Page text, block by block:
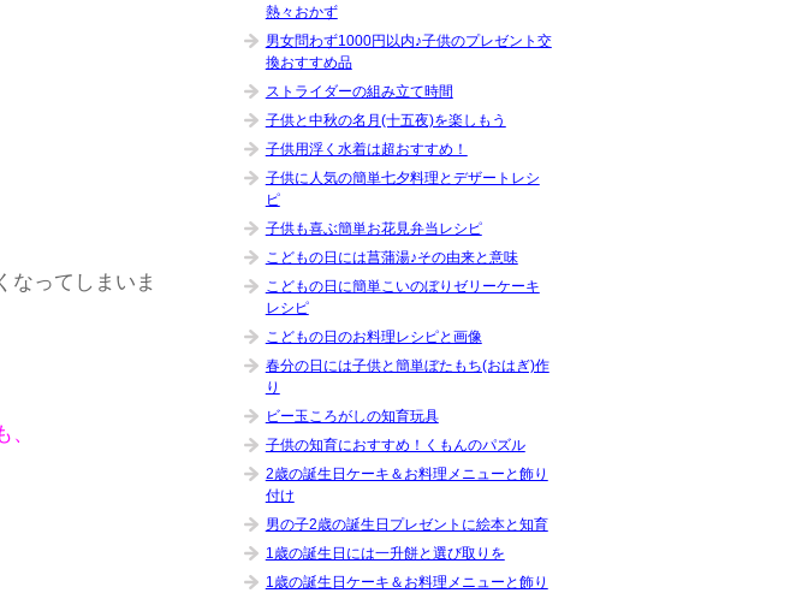
なってしまいま
熱々おかず
男女問わず1000円以内♪子供のプレゼント交
換おすすめ品
ストライダーの組み立て時間
子供と中秋の名月(十五夜)を楽しもう
子供用浮く水着は超おすすめ！
子供に人気の簡単七夕料理とデザートレシ
ピ
子供も喜ぶ簡単お花見弁当レシピ
こどもの日には菖蒲湯♪その由来と意味
こどもの日に簡単こいのぼりゼリーケーキ
レシピ
こどもの日のお料理レシピと画像
春分の日には子供と簡単ぼたもち(おはぎ)作
り
ビー玉ころがしの知育玩具
子供の知育におすすめ！くもんのパズル
2歳の誕生日ケーキ＆お料理メニューと飾り
付け
男の子2歳の誕生日プレゼントに絵本と知育
1歳の誕生日には一升餅と選び取りを
1歳の誕生日ケーキ＆お料理メニューと飾り